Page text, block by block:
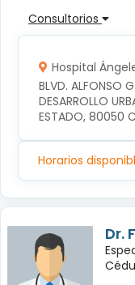
Consultorios
Hospital
BLVD. ALFONSO
DESARROLLO
ESTADO, 80050
Horarios
Dr.